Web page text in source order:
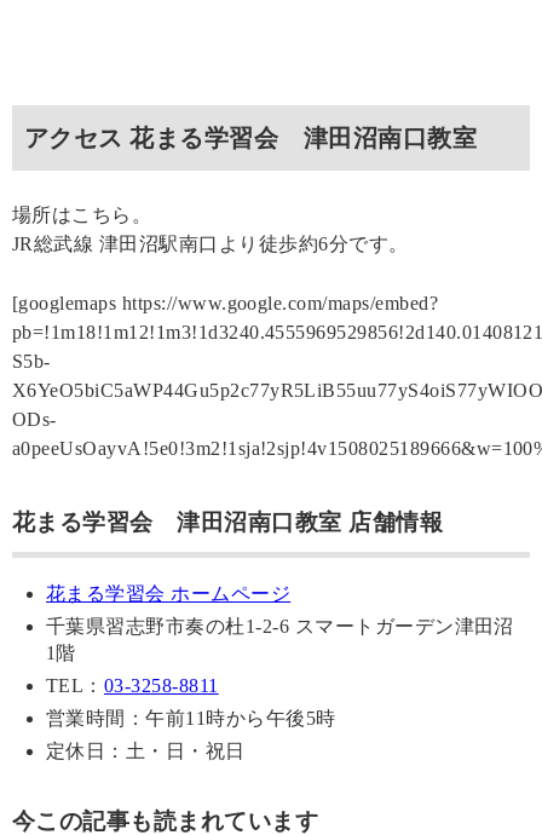
アクセス 花まる学習会 津田沼南口教室
場所はこちら。
JR総武線 津田沼駅南口より徒歩約6分です。
[googlemaps https://www.google.com/maps/embed?
S5b-
ODs-
花まる学習会 津田沼南口教室 店舗情報
花まる学習会 ホームページ
千葉県習志野市奏の杜1-2-6 スマートガーデン津田沼
1階
TEL： 03-3258-8811
営業時間：午前11時から午後5時
定休日：土・日・祝日
今この記事も読まれています